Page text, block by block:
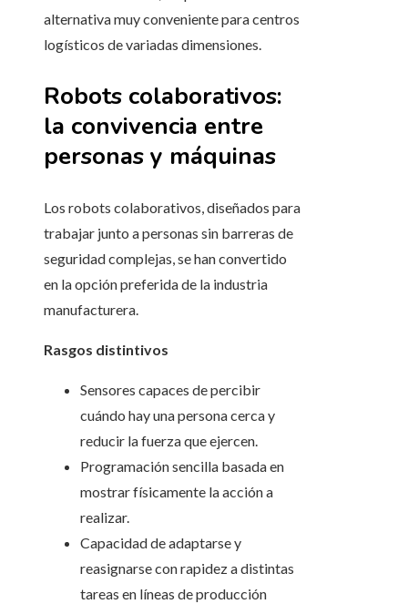
alternativa muy conveniente para centros
logísticos de variadas dimensiones.
Robots colaborativos:
la convivencia entre
personas y máquinas
Los robots colaborativos, diseñados para
trabajar junto a personas sin barreras de
seguridad complejas, se han convertido
en la opción preferida de la industria
manufacturera.
Rasgos distintivos
Sensores capaces de percibir
cuándo hay una persona cerca y
reducir la fuerza que ejercen.
Programación sencilla basada en
mostrar físicamente la acción a
realizar.
Capacidad de adaptarse y
reasignarse con rapidez a distintas
tareas en líneas de producción